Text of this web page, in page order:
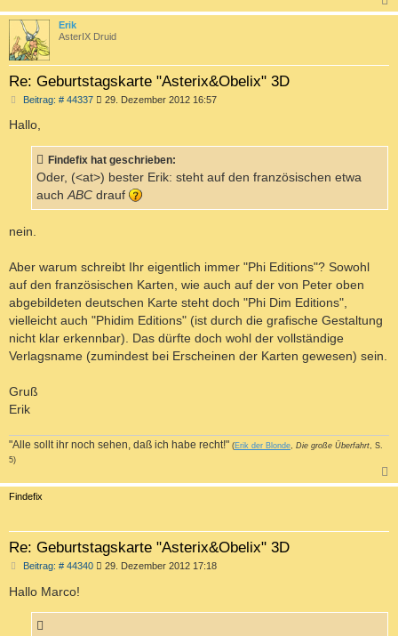
a
Erik
AsterIX Druid
Re: Geburtstagskarte "Asterix&Obelix" 3D
Beitrag: # 44337B
r
a
29. Dezember 2012 16:57
Hallo,
Findefix hat geschrieben:
Oder, (<at>) bester Erik: steht auf den französischen etwa
auch ABC drauf
nein.
Aber warum schreibt Ihr eigentlich immer "Phi Editions"? Sowohl
auf den französischen Karten, wie auch auf der von Peter oben
abgebildeten deutschen Karte steht doch "Phi Dim Editions",
vielleicht auch "Phidim Editions" (ist durch die grafische Gestaltung
nicht klar erkennbar). Das dürfte doch wohl der vollständige
Verlagsname (zumindest bei Erscheinen der Karten gewesen) sein.
Gruß
Erik
"Alle sollt ihr noch sehen, daß ich habe recht!" (Erik der Blonde, Die große Überfahrt, S.
5)
a
Findefix
Re: Geburtstagskarte "Asterix&Obelix" 3D
Beitrag: # 44340B
r
29. Dezember 2012 17:18
Hallo Marco!